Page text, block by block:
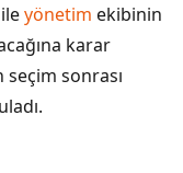
ileyönetim ekibinin
karar
sonrası